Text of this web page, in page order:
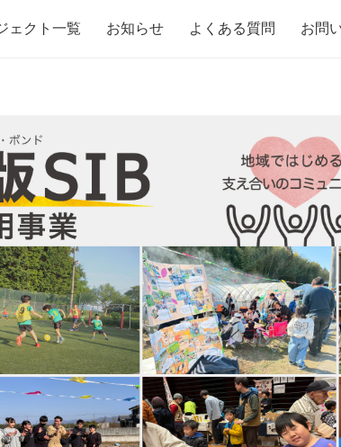
ェクト一覧 お知らせ よくある質問 お問